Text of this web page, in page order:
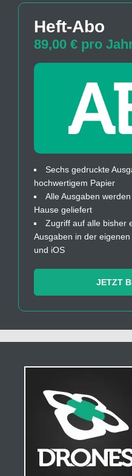
Heft-Abo
89,00 € pro
Sechs gedruckte
hochwertigem Papier
Alle Ausgaben
Hause geliefert
Zugriff auf alle bisher
Ausgaben in der
und iOS
JETZT